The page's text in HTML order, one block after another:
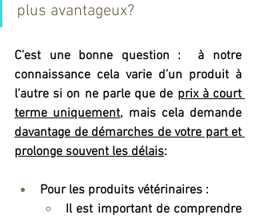
plus avantageux?
C’est une bonne question :  à notre
connaissance cela varie d’un produit à
l’autre si on ne parle que de prix à court
terme uniquement
davantage de démarches de votre part et
prolonge souvent les délais:
Pour les produits vétérinaires :
Il est important de comprendre